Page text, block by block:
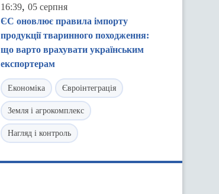
16:39, 05 серпня
ЄС оновлює правила імпорту
продукції тваринного походження:
що варто врахувати українським
експортерам
Економіка Євроінтеграція
Земля і агрокомплекс
Нагляд і контроль